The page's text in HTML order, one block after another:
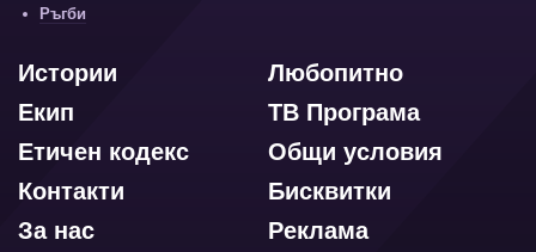
Ръгби
Любопитно
Истории
ТВ Програма
Екип
Общи условия
Етичен кодекс
Бисквитки
Контакти
Реклама
За нас